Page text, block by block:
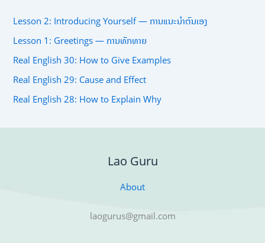
Lesson 2: Introducing Yourself — ການແນະນຳຕົນເອງ
Lesson 1: Greetings — ການທັກທາຍ
Real English 30: How to Give Examples
Real English 29: Cause and Effect
Real English 28: How to Explain Why
Lao Guru
About
laogurus@gmail.com